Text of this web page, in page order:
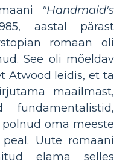
"Handmaid's
aastal pärast
romaan oli
See oli mõeldav
Atwood leidis, et ta
maailmast,
oma meeste
Uute romaani
elama selles